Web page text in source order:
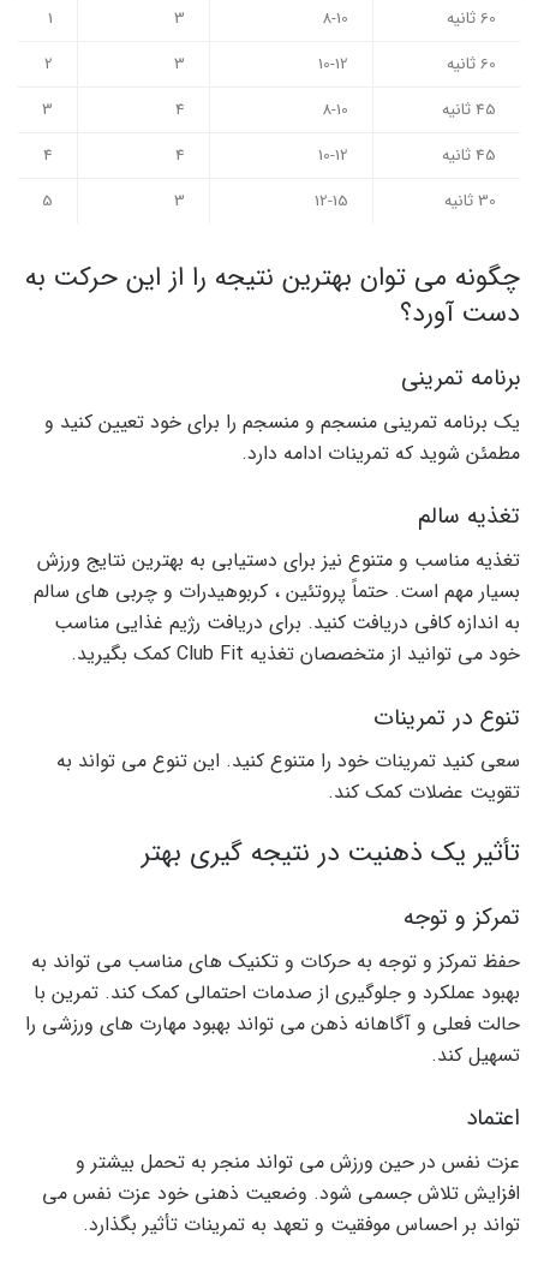
60 ثانیه
8-10
3
1
60 ثانیه
10-12
3
2
45 ثانیه
8-10
4
3
45 ثانیه
10-12
4
4
30 ثانیه
12-15
3
5
چگونه می توان بهترین نتیجه را از این حرکت به
دست آورد؟
برنامه تمرینی
یک برنامه تمرینی منسجم و منسجم را برای خود تعیین کنید و
مطمئن شوید که تمرینات ادامه دارد.
تغذیه سالم
تغذیه مناسب و متنوع نیز برای دستیابی به بهترین نتایج ورزش
بسیار مهم است. حتماً پروتئین ، کربوهیدرات و چربی های سالم
به اندازه کافی دریافت کنید. برای دریافت رژیم غذایی مناسب
خود می توانید از متخصصان تغذیه Club Fit کمک بگیرید.
تنوع در تمرینات
سعی کنید تمرینات خود را متنوع کنید. این تنوع می تواند به
تقویت عضلات کمک کند.
تأثیر یک ذهنیت در نتیجه گیری بهتر
تمرکز و توجه
حفظ تمرکز و توجه به حرکات و تکنیک های مناسب می تواند به
بهبود عملکرد و جلوگیری از صدمات احتمالی کمک کند. تمرین با
حالت فعلی و آگاهانه ذهن می تواند بهبود مهارت های ورزشی را
تسهیل کند.
اعتماد
عزت نفس در حین ورزش می تواند منجر به تحمل بیشتر و
افزایش تلاش جسمی شود. وضعیت ذهنی خود عزت نفس می
تواند بر احساس موفقیت و تعهد به تمرینات تأثیر بگذارد.